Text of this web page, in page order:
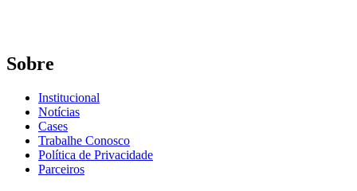
Sobre
Institucional
Notícias
Cases
Trabalhe Conosco
Política de Privacidade
Parceiros